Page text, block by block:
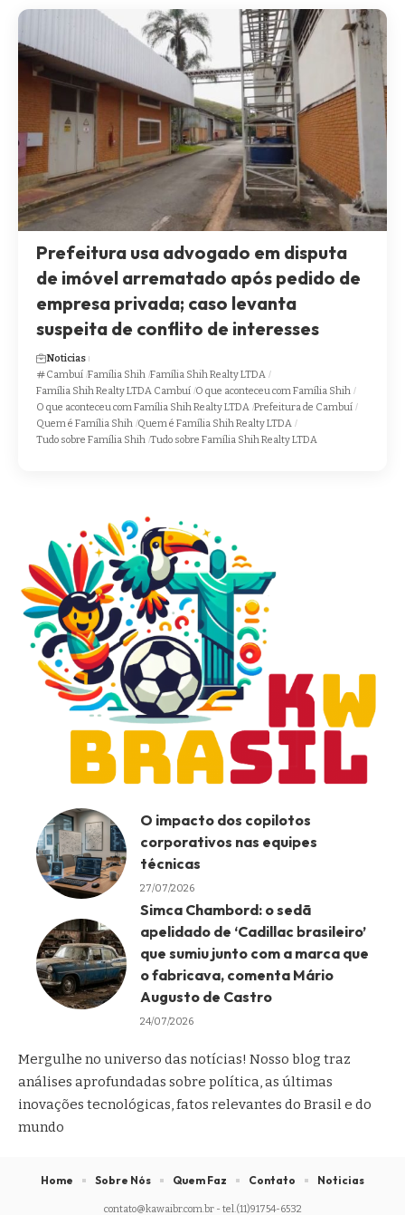
Prefeitura usa advogado em disputa
de imóvel arrematado após pedido de
empresa privada; caso levanta
suspeita de conflito de interesses
Noticias
Cambuí Família Shih Família Shih Realty LTDA
Família Shih Realty LTDA Cambuí O que aconteceu com Família Shih
O que aconteceu com Família Shih Realty LTDA Prefeitura de Cambuí
Quem é Família Shih Quem é Família Shih Realty LTDA
Tudo sobre Família Shih Tudo sobre Família Shih Realty LTDA
O impacto dos copilotos
corporativos nas equipes
técnicas
27/07/2026
Simca Chambord: o sedã
apelidado de ‘Cadillac brasileiro’
que sumiu junto com a marca que
o fabricava, comenta Mário
Augusto de Castro
24/07/2026
Mergulhe no universo das notícias! Nosso blog traz
análises aprofundadas sobre política, as últimas
inovações tecnológicas, fatos relevantes do Brasil e do
mundo
contato@kawaibr.com.br- tel.(11)91754-6532
Home Sobre Nós Quem Faz Contato Noticias